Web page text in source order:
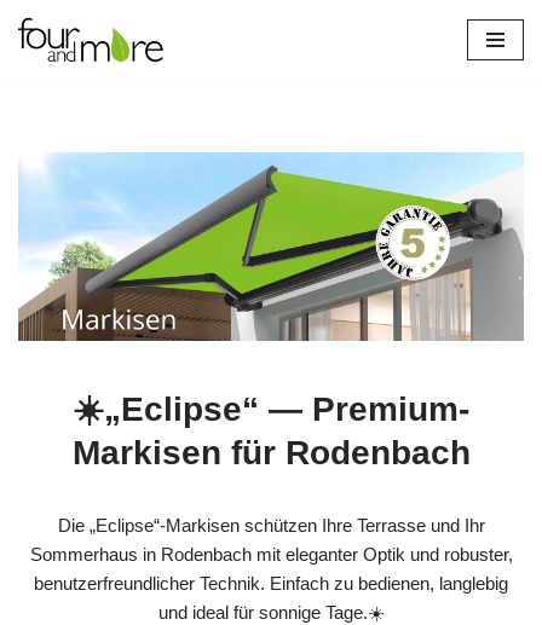
Zum
☀️„Eclipse“ — Premium-
Markisen für Rodenbach
Die „Eclipse“-Markisen schützen Ihre Terrasse und Ihr
Sommerhaus in Rodenbach mit eleganter Optik und robuster,
benutzerfreundlicher Technik. Einfach zu bedienen, langlebig
und ideal für sonnige Tage.☀️